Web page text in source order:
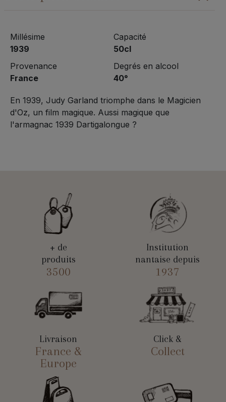
Millésime
1939
Provenance
France
Capacité
50cl
Degrés en alcool
40°
En 1939, Judy Garland triomphe dans le Magicien
d'Oz, un film magique. Aussi magique que
l'armagnac 1939 Dartigalongue ?
+ de
produits
3500
Institution
nantaise depuis
1937
Livraison
France &
Europe
Click &
Collect